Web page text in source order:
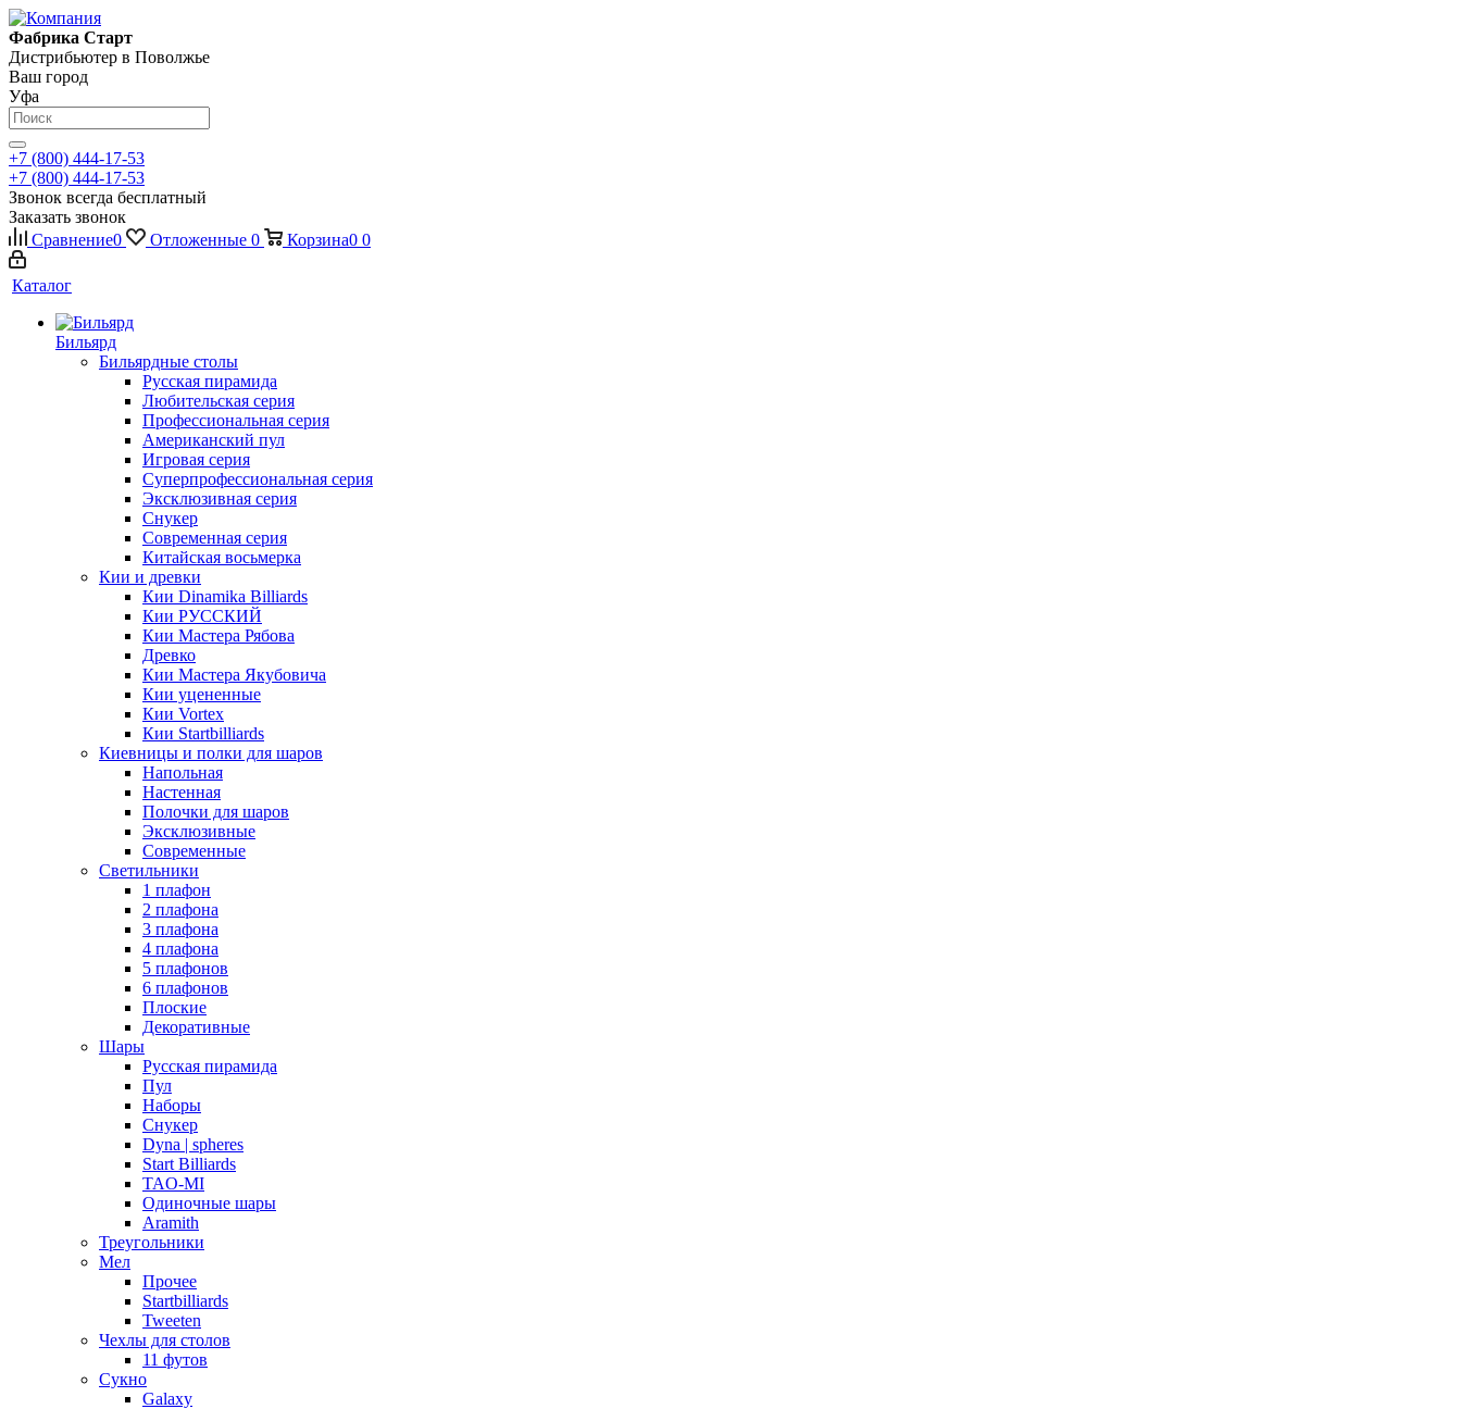
Фабрика Старт
Дистрибьютер в Поволжье
Ваш город
Уфа
+7 (800) 444-17-53
+7 (800) 444-17-53
Звонок всегда бесплатный
Заказать звонок
Сравнение0 Отложенные 0 Корзина0 0
Каталог
Бильярд
Бильярдные столы
Русская пирамида
Любительская серия
Профессиональная серия
Американский пул
Игровая серия
Суперпрофессиональная серия
Эксклюзивная серия
Снукер
Современная серия
Китайская восьмерка
Кии и древки
Кии Dinamika Billiards
Кии РУССКИЙ
Кии Мастера Рябова
Древко
Кии Мастера Якубовича
Кии уцененные
Кии Vortex
Кии Startbilliards
Киевницы и полки для шаров
Напольная
Настенная
Полочки для шаров
Эксклюзивные
Современные
Светильники
1 плафон
2 плафона
3 плафона
4 плафона
5 плафонов
6 плафонов
Плоские
Декоративные
Шары
Русская пирамида
Пул
Наборы
Снукер
Dyna | spheres
Start Billiards
TAO-MI
Одиночные шары
Aramith
Треугольники
Мел
Прочее
Startbilliards
Tweeten
Чехлы для столов
11 футов
Сукно
Galaxy